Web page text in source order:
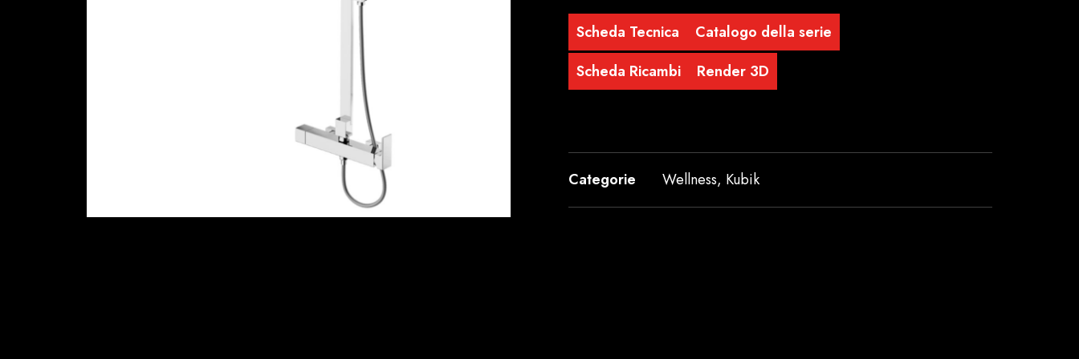
Scheda Tecnica
Catalogo della serie
Scheda Ricambi
Render 3D
Categorie Wellness, Kubik